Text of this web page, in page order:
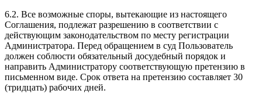
6.2. Все возможные споры, вытекающие из настоящего
Соглашения, подлежат разрешению в соответствии с
действующим законодательством по месту регистрации
Администратора. Перед обращением в суд Пользователь
должен соблюсти обязательный досудебный порядок и
направить Администратору соответствующую претензию в
письменном виде. Срок ответа на претензию составляет 30
(тридцать) рабочих дней.